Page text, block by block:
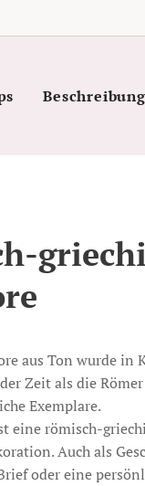
Beschreibung
aus Ton wurde in
Zeit als die
Exemplare.
eine römisch-
Auch als
oder eine